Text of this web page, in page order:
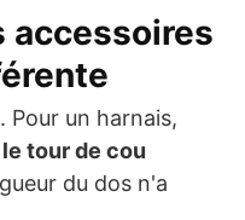
accessoires
Pour un harnais,
tour de cou
du dos n'a